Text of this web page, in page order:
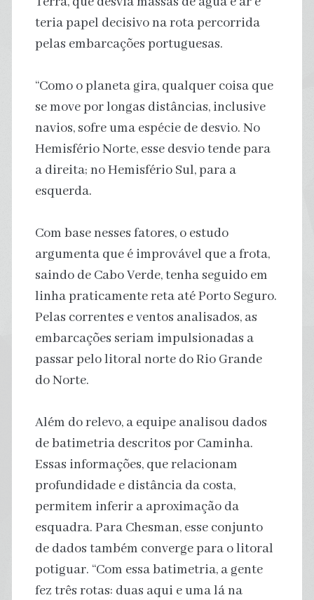
teria papel decisivo na rota percorrida
pelas embarcações portuguesas.
“Como o planeta gira, qualquer coisa que
se move por longas distâncias, inclusive
navios, sofre uma espécie de desvio. No
Hemisfério Norte, esse desvio tende para
a direita; no Hemisfério Sul, para a
esquerda.
Com base nesses fatores, o estudo
argumenta que é improvável que a frota,
saindo de Cabo Verde, tenha seguido em
linha praticamente reta até Porto Seguro.
Pelas correntes e ventos analisados, as
embarcações seriam impulsionadas a
passar pelo litoral norte do Rio Grande
do Norte.
Além do relevo, a equipe analisou dados
de batimetria descritos por Caminha.
Essas informações, que relacionam
profundidade e distância da costa,
permitem inferir a aproximação da
esquadra. Para Chesman, esse conjunto
de dados também converge para o litoral
potiguar. “Com essa batimetria, a gente
fez três rotas: duas aqui e uma lá na